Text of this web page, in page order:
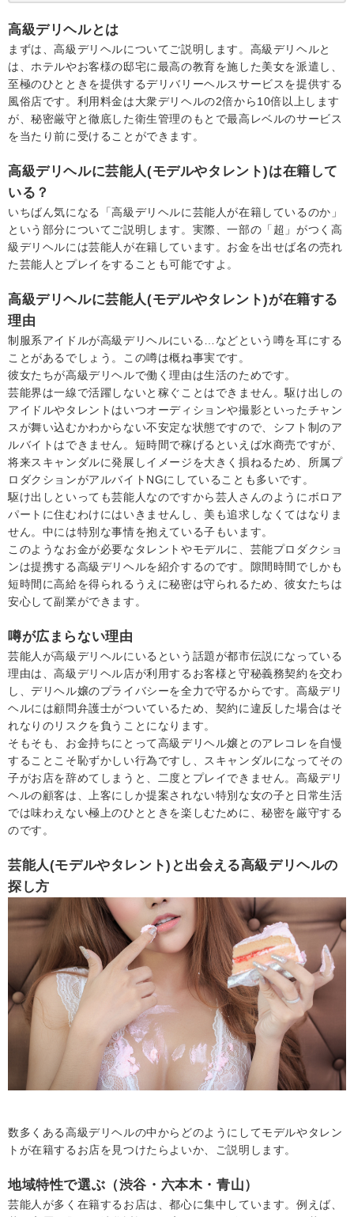
高級デリヘルとは
まずは、高級デリヘルについてご説明します。高級デリヘルと
は、ホテルやお客様の邸宅に最高の教育を施した美女を派遣し、
至極のひとときを提供するデリバリーヘルスサービスを提供する
風俗店です。利用料金は大衆デリヘルの2倍から10倍以上します
が、秘密厳守と徹底した衛生管理のもとで最高レベルのサービス
を当たり前に受けることができます。
高級デリヘルに芸能人(モデルやタレント)は在籍して
いる？
いちばん気になる「高級デリヘルに芸能人が在籍しているのか」
という部分についてご説明します。実際、一部の「超」がつく高
級デリヘルには芸能人が在籍しています。お金を出せば名の売れ
た芸能人とプレイをすることも可能ですよ。
高級デリヘルに芸能人(モデルやタレント)が在籍する
理由
制服系アイドルが高級デリヘルにいる…などという噂を耳にする
ことがあるでしょう。この噂は概ね事実です。
彼女たちが高級デリヘルで働く理由は生活のためです。
芸能界は一線で活躍しないと稼ぐことはできません。駆け出しの
アイドルやタレントはいつオーディションや撮影といったチャン
スが舞い込むかわからない不安定な状態ですので、シフト制のア
ルバイトはできません。短時間で稼げるといえば水商売ですが、
将来スキャンダルに発展しイメージを大きく損ねるため、所属プ
ロダクションがアルバイトNGにしていることも多いです。
駆け出しといっても芸能人なのですから芸人さんのようにボロア
パートに住むわけにはいきませんし、美も追求しなくてはなりま
せん。中には特別な事情を抱えている子もいます。
このようなお金が必要なタレントやモデルに、芸能プロダクショ
ンは提携する高級デリヘルを紹介するのです。隙間時間でしかも
短時間に高給を得られるうえに秘密は守られるため、彼女たちは
安心して副業ができます。
噂が広まらない理由
芸能人が高級デリヘルにいるという話題が都市伝説になっている
理由は、高級デリヘル店が利用するお客様と守秘義務契約を交わ
し、デリヘル嬢のプライバシーを全力で守るからです。高級デリ
ヘルには顧問弁護士がついているため、契約に違反した場合はそ
れなりのリスクを負うことになります。
そもそも、お金持ちにとって高級デリヘル嬢とのアレコレを自慢
することこそ恥ずかしい行為ですし、スキャンダルになってその
子がお店を辞めてしまうと、二度とプレイできません。高級デリ
ヘルの顧客は、上客にしか提案されない特別な女の子と日常生活
では味わえない極上のひとときを楽しむために、秘密を厳守する
のです。
芸能人(モデルやタレント)と出会える高級デリヘルの
探し方
数多くある高級デリヘルの中からどのようにしてモデルやタレン
トが在籍するお店を見つけたらよいか、ご説明します。
地域特性で選ぶ（渋谷・六本木・青山）
芸能人が多く在籍するお店は、都心に集中しています。例えば、